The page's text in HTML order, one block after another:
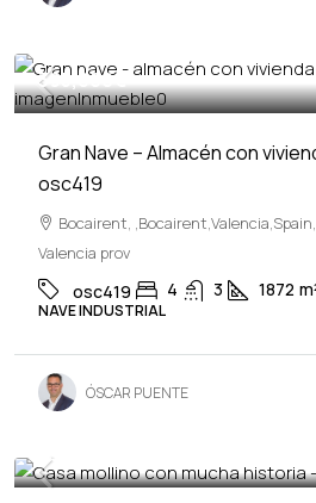
395,000€
Gran Nave – Almacén con
osc419
Bocairent,
Valencia prov
osc419 4 3 1872
NAVE INDUSTRIAL
ÓSCAR PUENTE
599,900€